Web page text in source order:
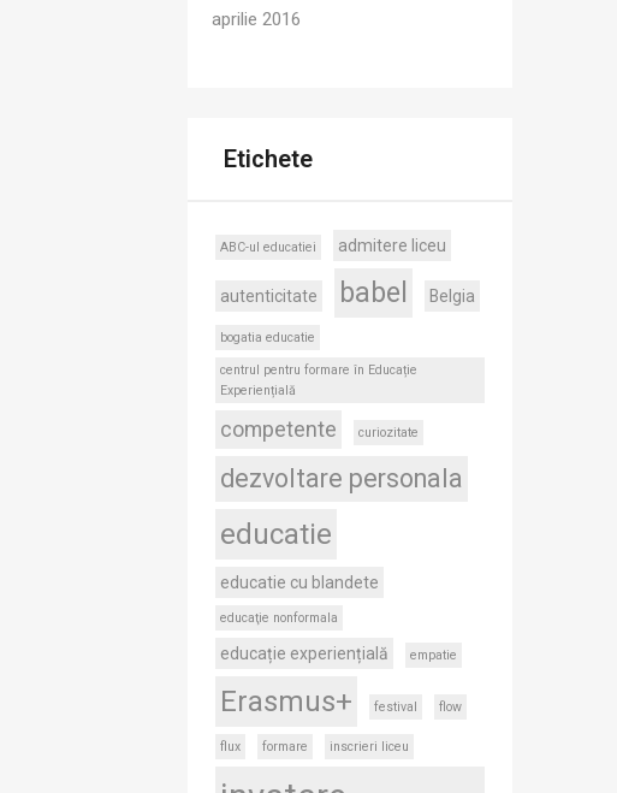
aprilie 2016
Etichete
ABC-ul educatiei admitere liceu
autenticitate babel Belgia
bogatia educatie
centrul pentru formare în Educație
Experiențială
competente curiozitate
dezvoltare personala
educatie
educatie cu blandete
educaţie nonformala
educație experiențială empatie
Erasmus+ festival flow
flux formare inscrieri liceu